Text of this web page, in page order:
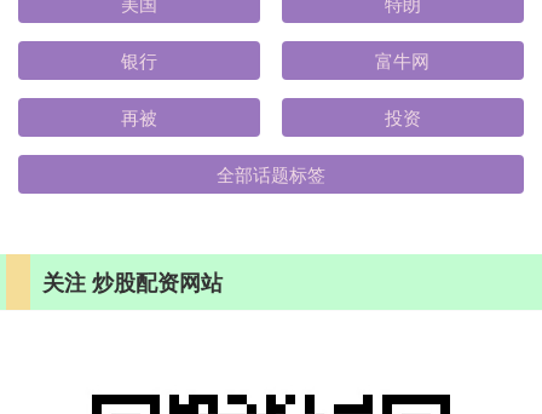
银行 富牛网
再被 投资
全部话题标签
关注 炒股配资网站